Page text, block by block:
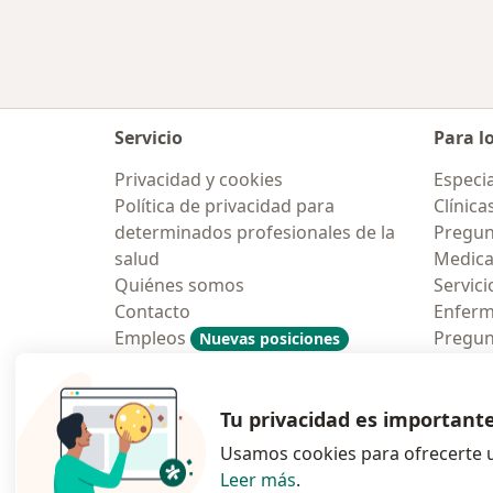
Servicio
Privacidad y cookies
Política de privacidad para
determinados profesionales de la
salud
Quiénes somos
Contacto
Empleos
Nuevas posiciones
Contratación
Para
Tu privacidad es
Usamos cookies para ofrecerte
Leer más.